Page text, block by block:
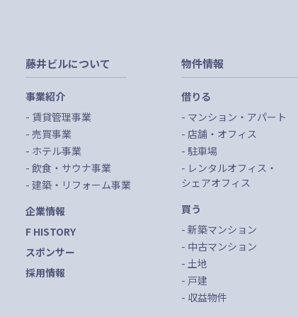
藤井ビルについて
事業紹介
賃貸管理事業
売買事業
ホテル事業
飲食・サウナ事業
建築・リフォーム事業
企業情報
F HISTORY
スポンサー
採用情報
物件情報
借りる
マンション・アパート
店舗・オフィス
駐車場
レンタルオフィス・
シェアオフィス
買う
新築マンション
中古マンション
土地
戸建
収益物件